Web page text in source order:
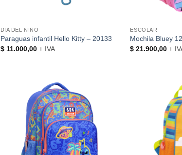
DIA DEL NIÑO
Paraguas infantil Hello Kitty – 20133
$11.000,00+ IVA
ESCOLAR
Mochila Bluey
$ 21.900,00 +